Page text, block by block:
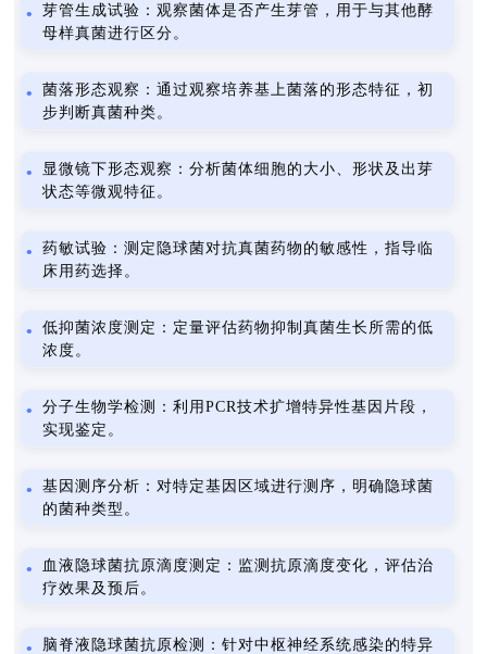
芽管生成试验：观察菌体是否产生芽管，用于与其他酵
母样真菌进行区分。
菌落形态观察：通过观察培养基上菌落的形态特征，初
步判断真菌种类。
显微镜下形态观察：分析菌体细胞的大小、形状及出芽
状态等微观特征。
药敏试验：测定隐球菌对抗真菌药物的敏感性，指导临
床用药选择。
低抑菌浓度测定：定量评估药物抑制真菌生长所需的低
浓度。
分子生物学检测：利用PCR技术扩增特异性基因片段，
实现鉴定。
基因测序分析：对特定基因区域进行测序，明确隐球菌
的菌种类型。
血液隐球菌抗原滴度测定：监测抗原滴度变化，评估治
疗效果及预后。
脑脊液隐球菌抗原检测：针对中枢神经系统感染的特异